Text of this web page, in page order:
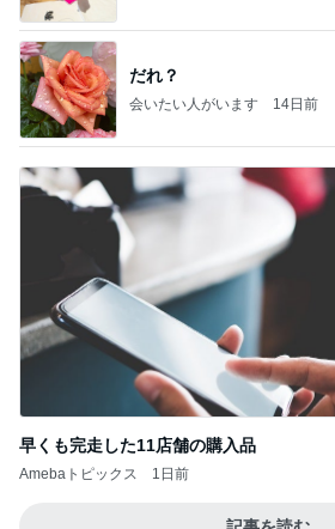
だれ？
会いたい人がいます 14日前
早くも完走した11店舗の購入品
Amebaトピックス 1日前